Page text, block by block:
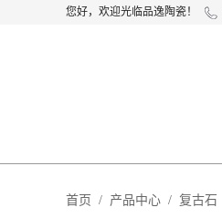
您好，欢迎光临品逸陶瓷！
首页 / 产品中心 / 复古石